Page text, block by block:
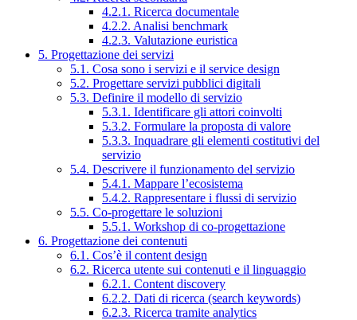
4.2.1. Ricerca documentale
4.2.2. Analisi benchmark
4.2.3. Valutazione euristica
5. Progettazione dei servizi
5.1. Cosa sono i servizi e il service design
5.2. Progettare servizi pubblici digitali
5.3. Definire il modello di servizio
5.3.1. Identificare gli attori coinvolti
5.3.2. Formulare la proposta di valore
5.3.3. Inquadrare gli elementi costitutivi del
servizio
5.4. Descrivere il funzionamento del servizio
5.4.1. Mappare l’ecosistema
5.4.2. Rappresentare i flussi di servizio
5.5. Co-progettare le soluzioni
5.5.1. Workshop di co-progettazione
6. Progettazione dei contenuti
6.1. Cos’è il content design
6.2. Ricerca utente sui contenuti e il linguaggio
6.2.1. Content discovery
6.2.2. Dati di ricerca (search keywords)
6.2.3. Ricerca tramite analytics